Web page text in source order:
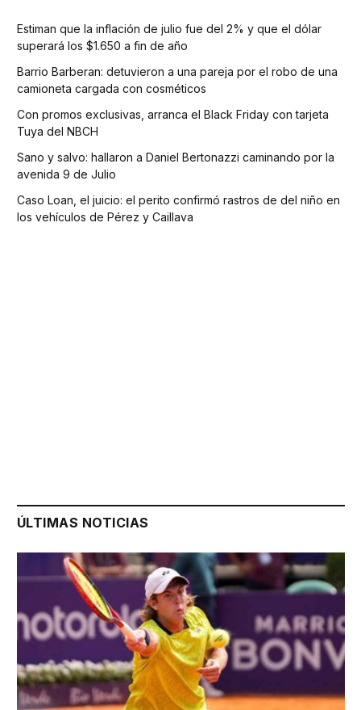
Estiman que la inflación de julio fue del 2% y que el dólar
superará los $1.650 a fin de año
Barrio Barberan: detuvieron a una pareja por el robo de una
camioneta cargada con cosméticos
Con promos exclusivas, arranca el Black Friday con tarjeta
Tuya del NBCH
Sano y salvo: hallaron a Daniel Bertonazzi caminando por la
avenida 9 de Julio
Caso Loan, el juicio: el perito confirmó rastros de del niño en
los vehículos de Pérez y Caillava
ÚLTIMAS NOTICIAS